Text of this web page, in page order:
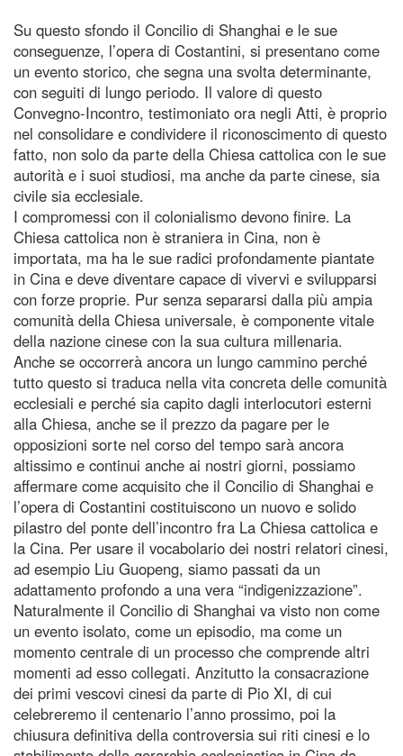
Su questo sfondo il Concilio di Shanghai e le sue
conseguenze, l’opera di Costantini, si presentano come
un evento storico, che segna una svolta determinante,
con seguiti di lungo periodo. Il valore di questo
Convegno-Incontro, testimoniato ora negli Atti, è proprio
nel consolidare e condividere il riconoscimento di questo
fatto, non solo da parte della Chiesa cattolica con le sue
autorità e i suoi studiosi, ma anche da parte cinese, sia
civile sia ecclesiale.
I compromessi con il colonialismo devono finire. La
Chiesa cattolica non è straniera in Cina, non è
importata, ma ha le sue radici profondamente piantate
in Cina e deve diventare capace di vivervi e svilupparsi
con forze proprie. Pur senza separarsi dalla più ampia
comunità della Chiesa universale, è componente vitale
della nazione cinese con la sua cultura millenaria.
Anche se occorrerà ancora un lungo cammino perché
tutto questo si traduca nella vita concreta delle comunità
ecclesiali e perché sia capito dagli interlocutori esterni
alla Chiesa, anche se il prezzo da pagare per le
opposizioni sorte nel corso del tempo sarà ancora
altissimo e continui anche ai nostri giorni, possiamo
affermare come acquisito che il Concilio di Shanghai e
l’opera di Costantini costituiscono un nuovo e solido
pilastro del ponte dell’incontro fra La Chiesa cattolica e
la Cina. Per usare il vocabolario dei nostri relatori cinesi,
ad esempio Liu Guopeng, siamo passati da un
adattamento profondo a una vera “indigenizzazione”.
Naturalmente il Concilio di Shanghai va visto non come
un evento isolato, come un episodio, ma come un
momento centrale di un processo che comprende altri
momenti ad esso collegati. Anzitutto la consacrazione
dei primi vescovi cinesi da parte di Pio XI, di cui
celebreremo il centenario l’anno prossimo, poi la
chiusura definitiva della controversia sui riti cinesi e lo